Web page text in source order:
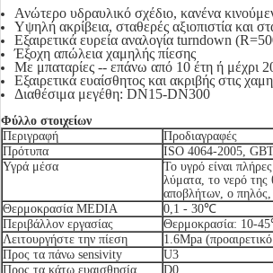
Ανώτερο υδραυλικό σχέδιο, κανένα
Υψηλή ακρίβεια, σταθερές αξιοπιστία και
Εξαιρετικά ευρεία αναλογία turndown
Έξοχη απώλεια χαμηλής πίεσης
Με μπαταρίες -- επάνω από 10 έτη ή μέχρι
Εξαιρετικά ευαίσθητος και ακριβής στις
Διαθέσιμα μεγέθη: DN15-DN300
Φύλλο στοιχείων
Περιγραφή
Προδιαγραφές
Πρότυπα
ISO 4064-2005,
Υγρά μέσα
Το υγρό είναι
λύματα, το νερό της
αποβλήτων, ο
Θερμοκρασία MEDIA
0,1 - 30℃
Περιβάλλον εργασίας
Θερμοκρασία: 10-
Λειτουργήστε την πίεση
1.6Mpa
Προς τα πάνω sensivity
U3
Προς τα κάτω ευαισθησία
D0